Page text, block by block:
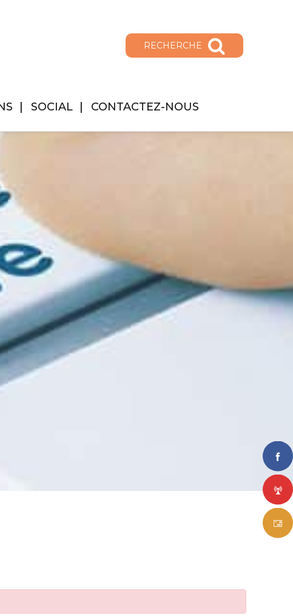
RECHERCHE
SOCIAL CONTACTEZ-NOUS